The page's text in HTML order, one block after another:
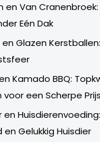
en Van
Eén Dak
en Glazen
Kamado BBQ:
een Scherpe Prijs
en
Gelukkig Huisdier